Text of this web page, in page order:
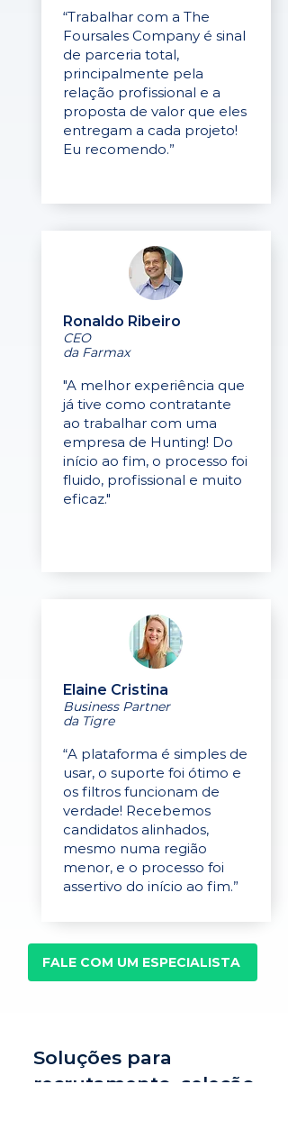
“Trabalhar com a The
Foursales Company é sinal
de parceria total,
principalmente pela
relação profissional e a
proposta de valor que eles
entregam a cada projeto!
Eu recomendo.”
Ronaldo Ribeiro
CEO
da Farmax
"A melhor experiência que
já tive como contratante
ao trabalhar com uma
empresa de Hunting! Do
início ao fim, o processo foi
fluido, profissional e muito
eficaz."
Elaine Cristina
Business Partner
da Tigre
“A plataforma é simples de
usar, o suporte foi ótimo e
os filtros funcionam de
verdade! Recebemos
candidatos alinhados,
mesmo numa região
menor, e o processo foi
assertivo do início ao fim.”
FALE COM UM ESPECIALISTA
Soluções para
recrutamento, seleção